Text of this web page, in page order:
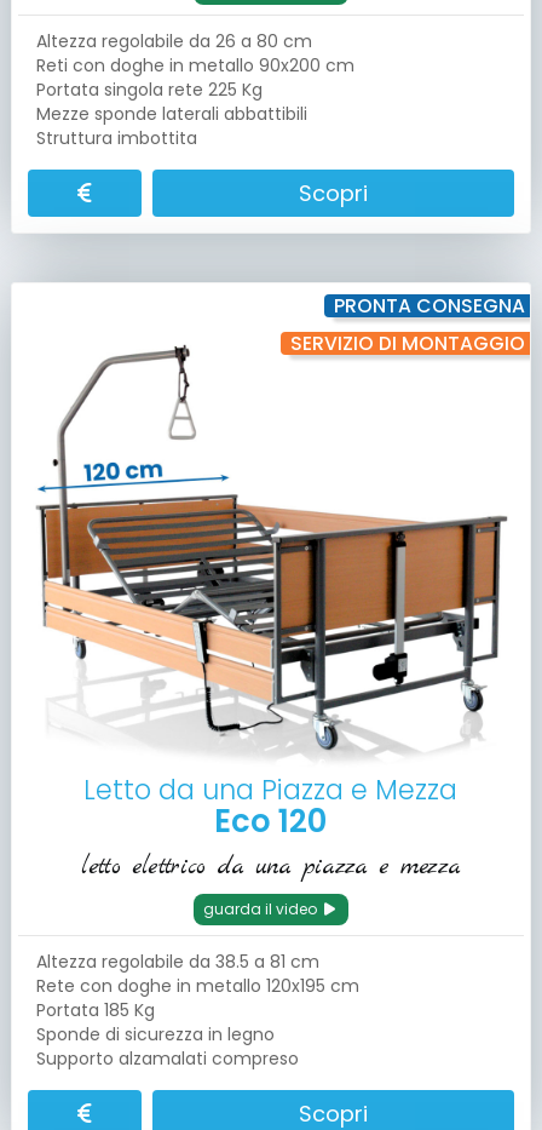
Altezza regolabile da 26 a 80 cm
Reti con doghe in metallo 90x200 cm
Portata singola rete 225 Kg
Mezze sponde laterali abbattibili
Struttura imbottita
Scopri
PRONTA CONSEGNA
SERVIZIO DI MONTAGGIO
Letto da una Piazza e Mezza
Eco 120
letto elettrico da una piazza e mezza
guarda il video
Altezza regolabile da 38.5 a 81 cm
Rete con doghe in metallo 120x195 cm
Portata 185 Kg
Sponde di sicurezza in legno
Supporto alzamalati compreso
Scopri